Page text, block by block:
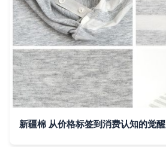
新疆棉 从价格标签到消费认知的觉醒